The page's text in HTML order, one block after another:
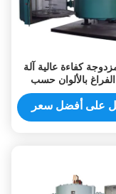
كفاءة عالية آلة
بالألوان حسب
للكرة عيد الميلاد
على أفضل سعر